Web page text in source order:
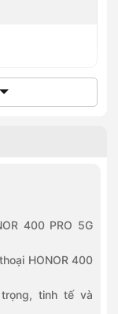
400 PRO 5G
HONOR 400
tinh tế và